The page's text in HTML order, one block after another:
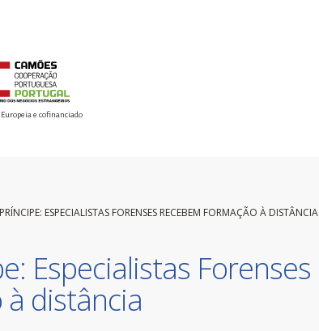
e cofinanciado
ESPECIALISTAS FORENSES RECEBEM FORMAÇÃO À DISTÂNCIA
Especialistas Forenses
distância